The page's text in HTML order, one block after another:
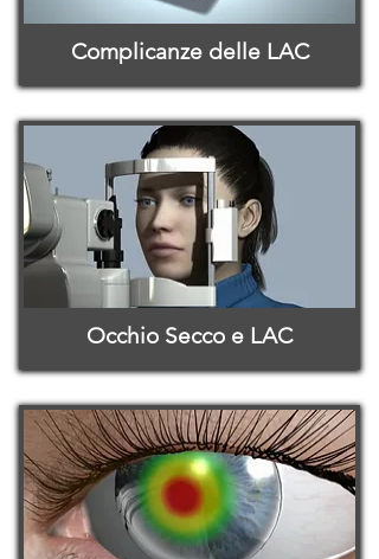
Complicanze delle LAC
Occhio Secco e LAC